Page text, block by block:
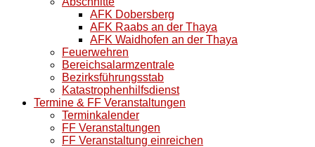
AFK Dobersberg
AFK Raabs an der Thaya
AFK Waidhofen an der Thaya
Feuerwehren
Bereichsalarmzentrale
Bezirksführungsstab
Katastrophenhilfsdienst
Termine & FF Veranstaltungen
Terminkalender
FF Veranstaltungen
FF Veranstaltung einreichen